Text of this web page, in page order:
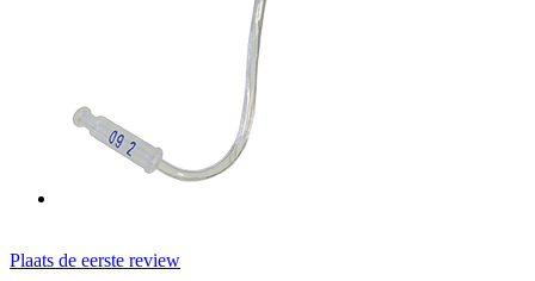
Plaats de eerste review